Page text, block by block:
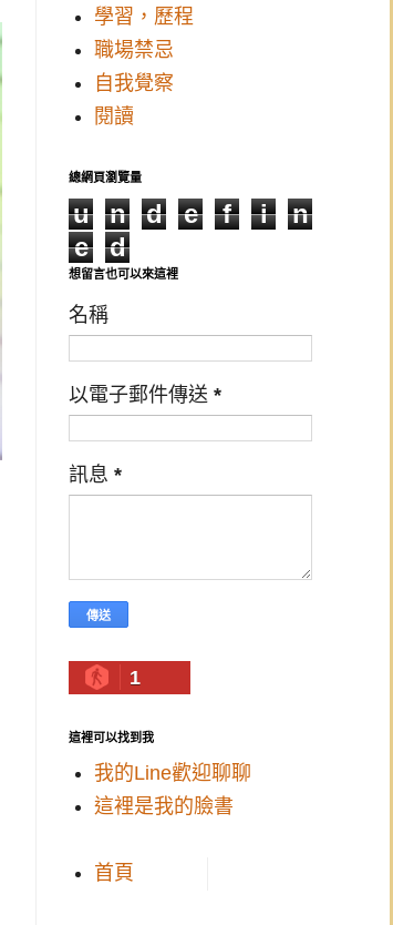
學習，歷程
職場禁忌
自我覺察
閱讀
總網頁瀏覽量
u n d e f i
n
e
d
想留言也可以來這裡
名稱
以電子郵件傳送 *
訊息 *
1
這裡可以找到我
我的Line歡迎聊聊
這裡是我的臉書
首頁